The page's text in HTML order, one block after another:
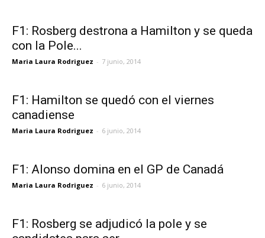
F1: Rosberg destrona a Hamilton y se queda
con la Pole...
Maria Laura Rodriguez - 7 junio, 2014
F1: Hamilton se quedó con el viernes
canadiense
Maria Laura Rodriguez - 6 junio, 2014
F1: Alonso domina en el GP de Canadá
Maria Laura Rodriguez - 6 junio, 2014
F1: Rosberg se adjudicó la pole y se